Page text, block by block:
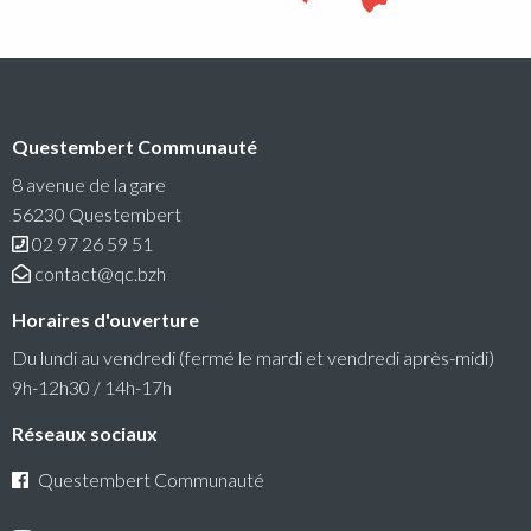
La prochaine séance du Conseil Communautaire se
tiendra le lundi 6 juillet 2026 à 18h30 au siège de
Questembert Communauté
Lire la suite
Questembert Communauté
8 avenue de la gare
56230 Questembert
02 97 26 59 51
contact@qc.bzh
Horaires d'ouverture
Du lundi au vendredi (fermé le mardi et vendredi après-midi)
9h-12h30 / 14h-17h
Réseaux sociaux
Questembert Communauté